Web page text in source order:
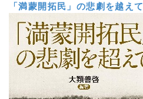
「満蒙開拓民」の悲劇を越えて